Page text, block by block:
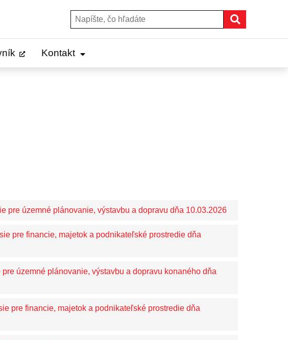
Hľadať:
Kontakt
pre územné plánovanie, výstavbu a dopravu dňa 10.03.2026
pre financie, majetok a podnikateľské prostredie dňa
územné plánovanie, výstavbu a dopravu konaného dňa
pre financie, majetok a podnikateľské prostredie dňa